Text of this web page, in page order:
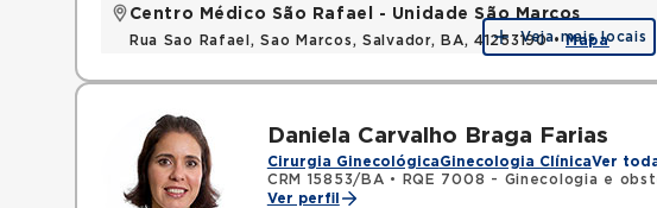
Centro Médico São Rafael - Unidade São Marcos
Rua Sao Rafael, Sao Marcos, Salvador, BA, 41253190 •Mapa
Veja mais locais
Daniela Carvalho Braga Farias
Cirurgia GinecológicaGinecologia ClínicaVer
CRM 15853/BA •
RQE 7008 - Ginecologia e
Ver perfil